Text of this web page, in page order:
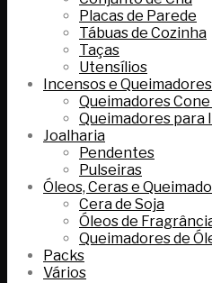
Placas de Parede
Tábuas de Cozinha
Taças
Utensílios
Incensos e Queimadores
Queimadores
Queimadores para
Joalharia
Pendentes
Pulseiras
Óleos, Ceras e
Cera de Soja
Óleos de
Queimadores de
Packs
Vários